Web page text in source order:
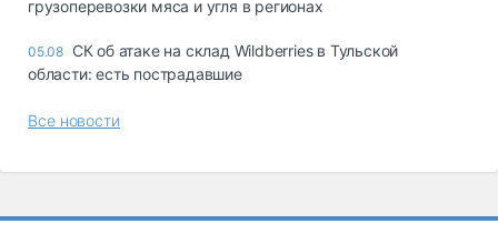
грузоперевозки мяса и угля в регионах
05.08 СК об атаке на склад Wildberries в Тульской
области: есть пострадавшие
Все новости